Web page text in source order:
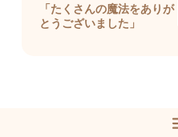
「たくさんの魔法をありが
とうございました」